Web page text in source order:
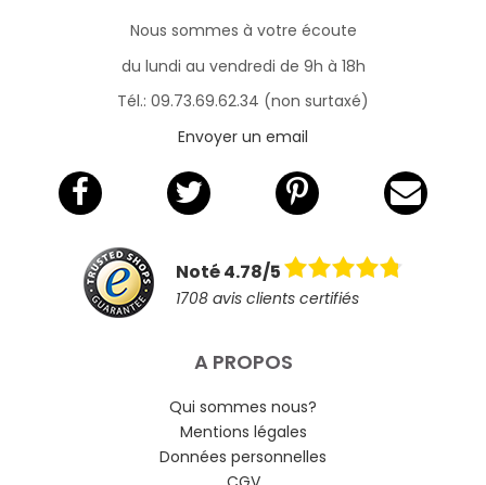
Nous sommes à votre écoute
du lundi au vendredi de 9h à 18h
Tél.: 09.73.69.62.34 (non surtaxé)
Envoyer un email
Noté 4.78/5
1708 avis clients certifiés
A PROPOS
Qui sommes nous?
Mentions légales
Données personnelles